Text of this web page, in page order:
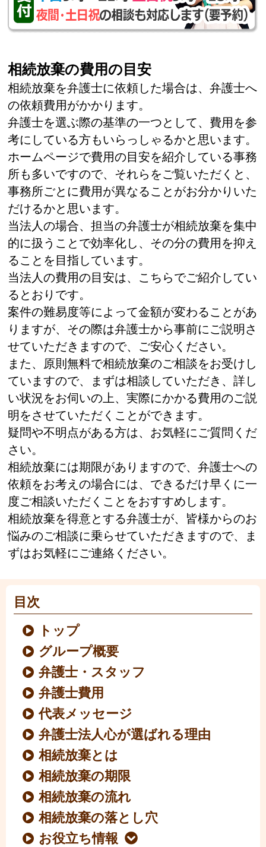
相続放棄の費用の目安
相続放棄を弁護士に依頼した場合は、弁護士へ
の依頼費用がかかります。
弁護士を選ぶ際の基準の一つとして、費用を参
考にしている方もいらっしゃるかと思います。
ホームページで費用の目安を紹介している事務
所も多いですので、それらをご覧いただくと、
事務所ごとに費用が異なることがお分かりいた
だけるかと思います。
当法人の場合、担当の弁護士が相続放棄を集中
的に扱うことで効率化し、その分の費用を抑え
ることを目指しています。
当法人の費用の目安は、こちらでご紹介してい
るとおりです。
案件の難易度等によって金額が変わることがあ
りますが、その際は弁護士から事前にご説明さ
せていただきますので、ご安心ください。
また、原則無料で相続放棄のご相談をお受けし
ていますので、まずは相談していただき、詳し
い状況をお伺いの上、実際にかかる費用のご説
明をさせていただくことができます。
疑問や不明点がある方は、お気軽にご質問くだ
さい。
相続放棄には期限がありますので、弁護士への
依頼をお考えの場合には、できるだけ早くに一
度ご相談いただくことをおすすめします。
相続放棄を得意とする弁護士が、皆様からのお
悩みのご相談に乗らせていただきますので、ま
ずはお気軽にご連絡ください。
目次
トップ
グループ概要
弁護士・スタッフ
弁護士費用
代表メッセージ
弁護士法人心が選ばれる理由
相続放棄とは
相続放棄の期限
相続放棄の流れ
相続放棄の落とし穴
お役立ち情報